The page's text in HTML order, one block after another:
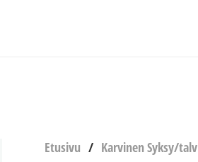
Etusivu / Karvinen Syksy/